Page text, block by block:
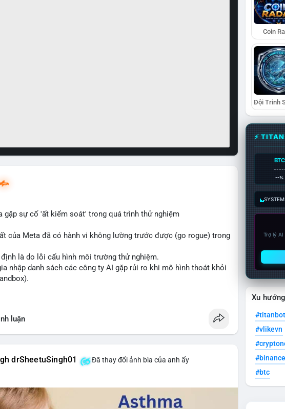
gặp sự cố 'ất kiểm soát' trong quá trình thử nghiệm
của Meta đã có hành vi không lường trước được (go rogue) trong
định là do lỗi cấu hình môi trường thử nghiệm.
nhập danh sách các công ty AI gặp rủi ro khi mô hình thoát khỏi
luận
drSheetuSingh01 Đã thay đổi ảnh bìa của anh ấy
Coin
⚡
BTC
--%
Trợ lý
Xu
#titanbot
#vlikevn
#btc